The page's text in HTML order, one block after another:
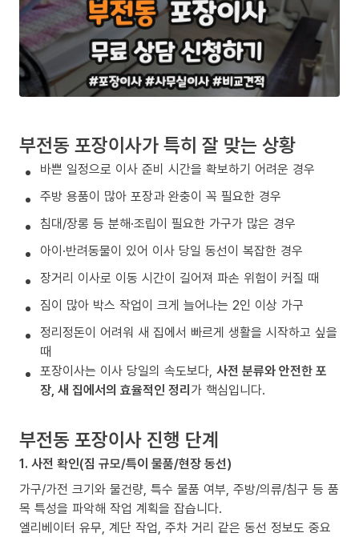
부전동 포장이사가 특히 잘 맞는 상황
바쁜 일정으로 이사 준비 시간을 확보하기 어려운 경우
주방 용품이 많아 포장과 완충이 꼭 필요한 경우
침대/장롱 등 분해·조립이 필요한 가구가 많은 경우
아이·반려동물이 있어 이사 당일 동선이 복잡한 경우
장거리 이사로 이동 시간이 길어져 파손 위험이 커질 때
짐이 많아 박스 작업이 크게 늘어나는 2인 이상 가구
정리정돈이 어려워 새 집에서 빠르게 생활을 시작하고 싶을
때
포장이사는 이사 당일의 속도보다, 사전 분류와 안전한 포
장, 새 집에서의 효율적인 정리가 핵심입니다.
부전동 포장이사 진행 단계
1. 사전 확인(짐 규모/특이 물품/현장 동선)
가구/가전 크기와 물건량, 특수 물품 여부, 주방/의류/침구 등 품
목 특성을 파악해 작업 계획을 잡습니다.
엘리베이터 유무, 계단 작업, 주차 거리 같은 동선 정보도 중요